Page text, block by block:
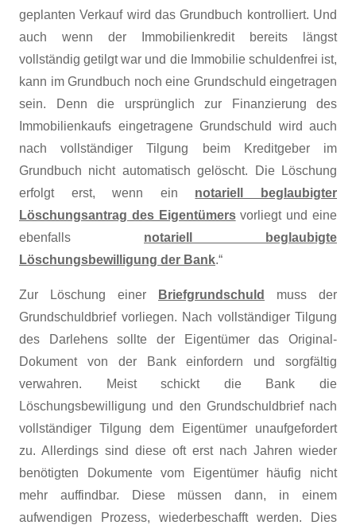
geplanten Verkauf wird das Grundbuch kontrolliert. Und
auch wenn der Immobilienkredit bereits längst
vollständig getilgt war und die Immobilie schuldenfrei ist,
kann im Grundbuch noch eine Grundschuld eingetragen
sein. Denn die ursprünglich zur Finanzierung des
Immobilienkaufs eingetragene Grundschuld wird auch
nach vollständiger Tilgung beim Kreditgeber im
Grundbuch nicht automatisch gelöscht. Die Löschung
erfolgt erst, wenn ein notariell beglaubigter
Löschungsantrag des Eigentümersvorliegt und eine
ebenfalls notariell beglaubigte
Löschungsbewilligung der Bank.“
Zur Löschung einer Briefgrundschuld
muss der
Grundschuldbrief vorliegen. Nach vollständiger Tilgung
des Darlehens sollte der Eigentümer das Original-
Dokument von der Bank einfordern und sorgfältig
verwahren. Meist schickt die Bank die
Löschungsbewilligung und den Grundschuldbrief nach
vollständiger Tilgung dem Eigentümer unaufgefordert
zu. Allerdings sind diese oft erst nach Jahren wieder
benötigten Dokumente vom Eigentümer häufig nicht
mehr auffindbar. Diese müssen dann, in einem
aufwendigen Prozess, wiederbeschafft werden. Dies